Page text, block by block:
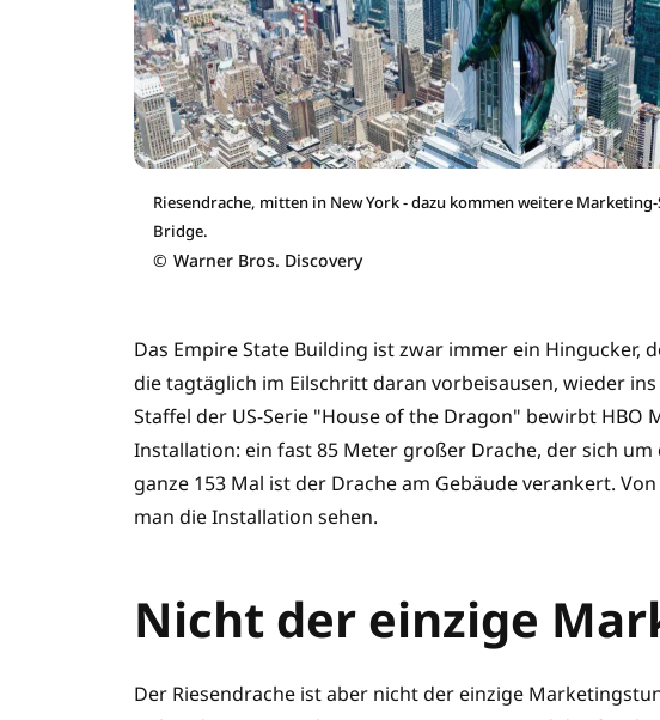
Riesendrache, mitten in New York - dazu kommen weitere
Bridge.
© Warner Bros. Discovery
Das Empire State Building ist zwar immer ein Hingucker,
die tagtäglich im Eilschritt daran vorbeisausen, wieder
Staffel der US-Serie "House of the Dragon" bewirbt HBO
Installation: ein fast 85 Meter großer Drache, der sich um
ganze 153 Mal ist der Drache am Gebäude verankert.
man die Installation sehen.
Nicht der einzige
Der Riesendrache ist aber nicht der einzige